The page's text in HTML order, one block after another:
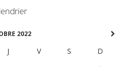
2022
J V S
D